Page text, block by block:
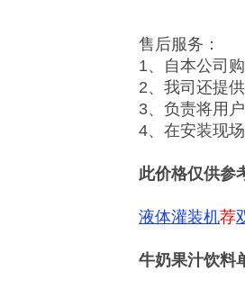
售后服务：
1、自本公司
2、我司还提
3、负责将用
4、在安装现
此价格仅供参
液体灌装机荐
牛奶果汁饮料